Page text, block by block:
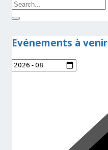
Evénements à venir